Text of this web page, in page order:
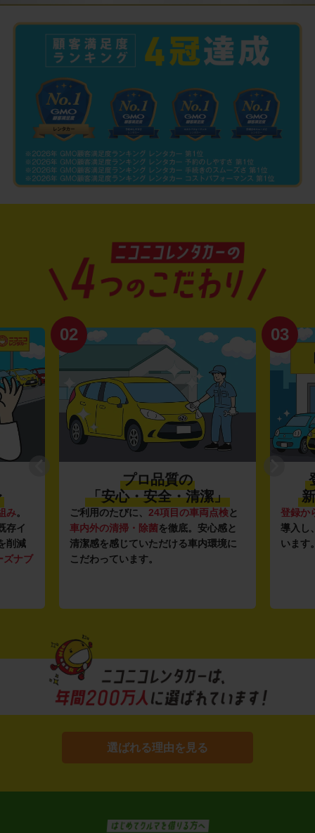
み。
存イ
削減
ズナブ
02
プロ品質の
「安心・安全・清潔」
ご利用のたびに、 24項目の車両点検と
車内外の清掃・除菌を徹底。安心感と
清潔感を感じていただける車内環境に
こだわっています。
03
登録か
導入し
います
選ばれる理由を見る